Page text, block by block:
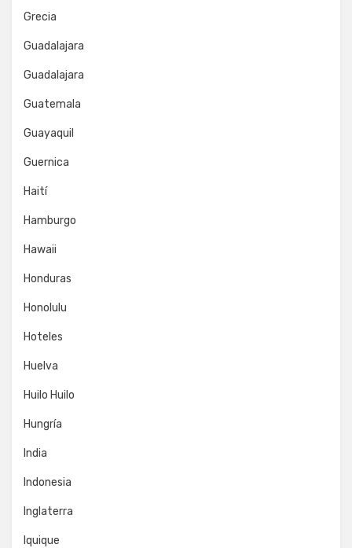
Grecia
Guadalajara
Guadalajara
Guatemala
Guayaquil
Guernica
Haití
Hamburgo
Hawaii
Honduras
Honolulu
Hoteles
Huelva
Huilo Huilo
Hungría
India
Indonesia
Inglaterra
Iquique